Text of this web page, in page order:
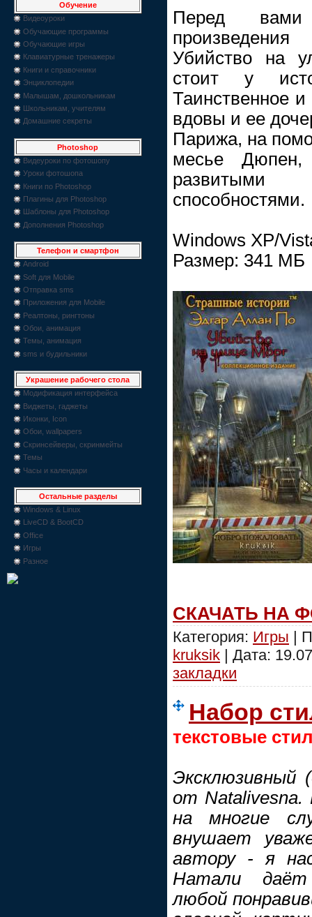
Обучение
Видеоуроки
Обучающие программы
Обучающие игры
Клавиатурные тренажеры
Книги и справочники
Энциклопедии
Малышам, дошкольникам
Школьникам, учителям
Домашние секреты
Photoshop
Видеуроки по фотошопу
Уроки фотошопа
Книги по Photoshop
Плагины для Photoshop
Шаблоны для Photoshop
Дополнения Photoshop
Телефон и смартфон
Android
Soft для Mobile
Отправка sms
Приложения для Mobile
Реалтоны, рингтоны
Обои, анимация
Темы, анимация
sms и будильники
Украшение рабочего стола
Модификация интерфейса
Виджеты, гаджеты
Иконки, Icon
Обои, wallpapers
Скринсейверы, скринмейты
Темы
Часы и календари
Остальные разделы
Windows & Linux
LiveCD & BootCD
Office
Игры
Разное
Перед
Убийство на
стоит у
Таинственное и
вдовы и ее
Парижа, на
месье Дюпен,
способностями.
Windows XP/
Размер: 341 МБ
СКАЧАТЬ НА
Категория: Игры |
kruksik | Дата:
закладки
Набор
текстовые
Эксклюзивный
от Natalivesna.
на многие
внушает
автору - я
Натали даёт
любой